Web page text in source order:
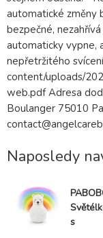
automatické změny
bezpečné,
automaticky vypne,
nepřetržitého
content/uploads/
web.pdf Adresa
Boulanger 75010
Naposledy
s